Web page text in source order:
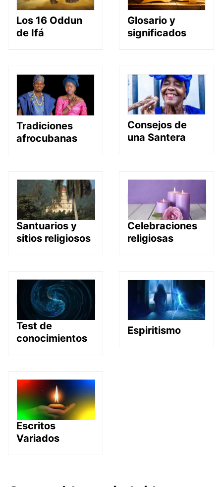
Los 16 Oddun
de Ifá
Glosario y
significados
Tradiciones
afrocubanas
Consejos de
una Santera
Santuarios y
sitios religiosos
Celebraciones
religiosas
Test de
conocimientos
Espiritismo
Escritos
Variados